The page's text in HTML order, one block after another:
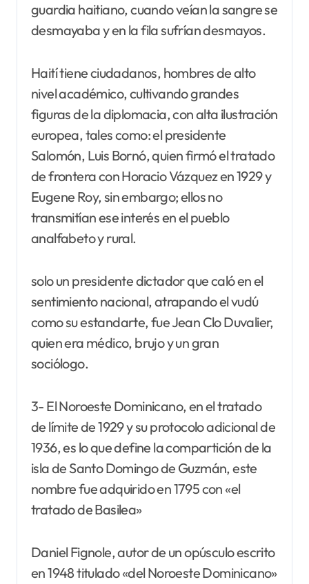
guardia haitiano, cuando veían la sangre se
desmayaba y en la fila sufrían desmayos.
Haití tiene ciudadanos, hombres de alto
nivel académico, cultivando grandes
figuras de la diplomacia, con alta ilustración
europea, tales como: el presidente
Salomón, Luis Bornó, quien firmó el tratado
de frontera con Horacio Vázquez en 1929 y
Eugene Roy, sin embargo; ellos no
transmitían ese interés en el pueblo
analfabeto y rural.
solo un presidente dictador que caló en el
sentimiento nacional, atrapando el vudú
como su estandarte, fue Jean Clo Duvalier,
quien era médico, brujo y un gran
sociólogo.
3- El Noroeste Dominicano, en el tratado
de límite de 1929 y su protocolo adicional de
1936, es lo que define la compartición de la
isla de Santo Domingo de Guzmán, este
nombre fue adquirido en 1795 con «el
tratado de Basilea»
Daniel Fignole, autor de un opúsculo escrito
en 1948 titulado «del Noroeste Dominicano»